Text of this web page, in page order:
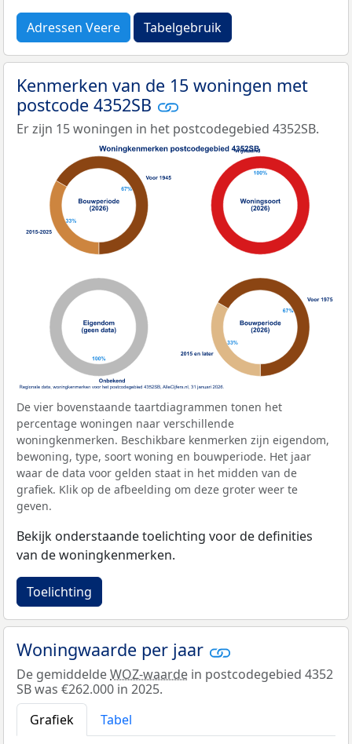
Adressen Veere Tabelgebruik
Kenmerken van de 15 woningen met
postcode 4352SB
Er zijn 15 woningen in het postcodegebied 4352SB.
De vier bovenstaande taartdiagrammen tonen het
percentage woningen naar verschillende
woningkenmerken. Beschikbare kenmerken zijn eigendom,
bewoning, type, soort woning en bouwperiode. Het jaar
waar de data voor gelden staat in het midden van de
grafiek. Klik op de afbeelding om deze groter weer te
geven.
Bekijk onderstaande toelichting voor de definities
van de woningkenmerken.
Toelichting
Woningwaarde per jaar
De gemiddeldeWOZ-waarde in postcodegebied 4352
SB was €262.000 in 2025.
Grafiek
Tabel